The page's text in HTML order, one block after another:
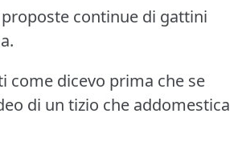
continue di gattini
come dicevo prima che se
di un tizio che addomestica